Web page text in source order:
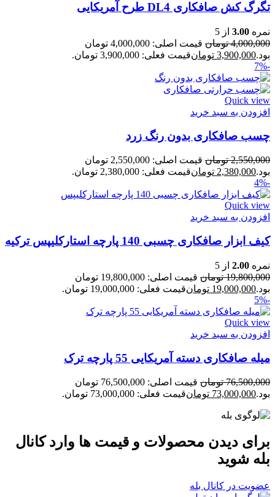
تگرگ کش صافکاری DL4 طرح آمریکایی
نمره 3.00 از 5
4,000,000 تومان
قیمت اصلی: 4,000,000 تومان
بود.3,900,000 تومانقیمت فعلی: 3,900,000 تومان.
-7%
Quick view
افزودن به سبد خرید
چسب صافکاری بدون رنگ زرد
2,550,000 تومان
قیمت اصلی: 2,550,000 تومان
بود.2,380,000 تومانقیمت فعلی: 2,380,000 تومان.
-4%
Quick view
افزودن به سبد خرید
کیف ابزار صافکاری چسبی 140 پارچه استارکلیپس ترکیه
نمره 2.00 از 5
19,800,000 تومان
قیمت اصلی: 19,800,000 تومان
بود.19,000,000 تومانقیمت فعلی: 19,000,000 تومان.
-5%
Quick view
افزودن به سبد خرید
میله صافکاری دسته آمریکایی 55 پارچه ترک
76,500,000 تومان
قیمت اصلی: 76,500,000 تومان
بود.73,000,000 تومانقیمت فعلی: 73,000,000 تومان.
برای دیدن محصولات و قیمت ها وارد کانال
بله شوید
عضویت در کانال بله